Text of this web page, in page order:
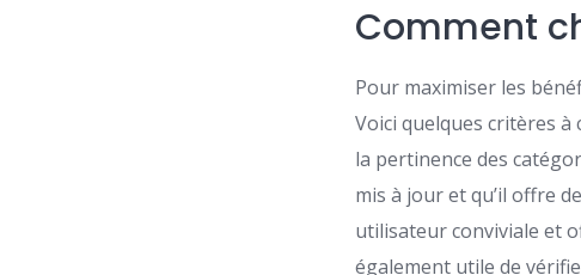
Comment
Pour maximiser les
Voici quelques critères
la pertinence des
mis à jour et qu’il offre
utilisateur conviviale et
également utile de